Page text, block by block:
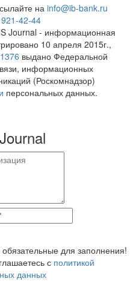
на info@ib-bank.ru
42-44
Journal - информационная
10 апреля 2015г.,
выдано Федеральной
информационных
(Роскомнадзор)
персональных данных.
для заполнения!
с политикой
данных